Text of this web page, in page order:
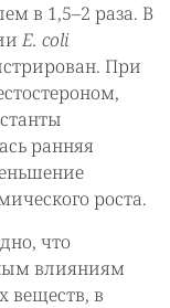
в 1,5–2 раза. В
E. сoli
При
ранняя
роста.
что
влияниям
веществ, в